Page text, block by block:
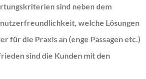
sind neben dem
welche Lösungen
für die Praxis an (enge Passagen etc.)
sind die Kunden mit den